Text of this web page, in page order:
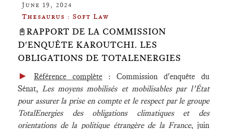
June 19, 2024
Thesaurus : Soft Law
📓RAPPORT DE LA COMMISSION
D'ENQUÊTE KAROUTCHI. LES
OBLIGATIONS DE TOTALENERGIES
► Référence complète : Commission d'enquête du
Sénat,Les moyens mobilisés et mobilisables par l’État
pour assurer la prise en compte et le respect par le groupe
TotalEnergies des obligations climatiques et des
orientations de la politique étrangère de la France, juin